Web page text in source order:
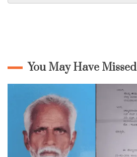
You May Have Missed